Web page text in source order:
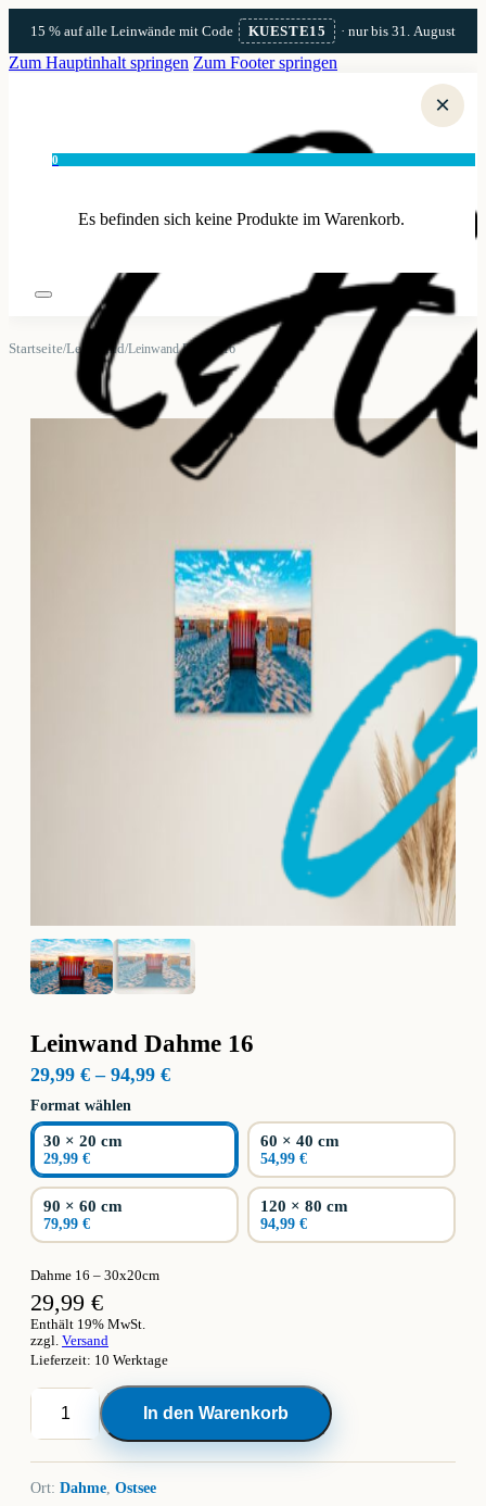
15 % auf alle Leinwände mit Code KUESTE15 · nur bis 31. August
Zum Hauptinhalt springen Zum Footer springen
0
Es befinden sich keine Produkte im Warenkorb.
×
Startseite/Leinwand/Leinwand Dahme 16
Leinwand Dahme 16
29,99 € – 94,99 €Preisspanne:
bis
Format wählen
30 × 20 cm
29,99 €
60 × 40 cm
54,99 €
90 × 60 cm
79,99 €
120 × 80 cm
94,99 €
Dahme 16 – 30x20cm
29,99 €
Enthält 19% MwSt.
zzgl. Versand
Lieferzeit: 10 Werktage
Leinwand
Dahme
16
In den Warenkorb
Ort: Dahme, Ostsee